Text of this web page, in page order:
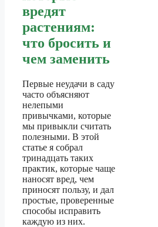
вредят
растениям:
что бросить и
чем заменить
Первые неудачи в саду
часто объясняют
нелепыми
привычками, которые
мы привыкли считать
полезными. В этой
статье я собрал
тринадцать таких
практик, которые чаще
наносят вред, чем
приносят пользу, и дал
простые, проверенные
способы исправить
каждую из них.